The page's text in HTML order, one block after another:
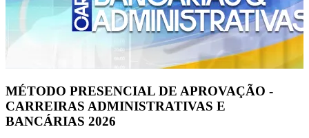
MÉTODO PRESENCIAL DE APROVAÇÃO -
CARREIRAS ADMINISTRATIVAS E
BANCÁRIAS 2026